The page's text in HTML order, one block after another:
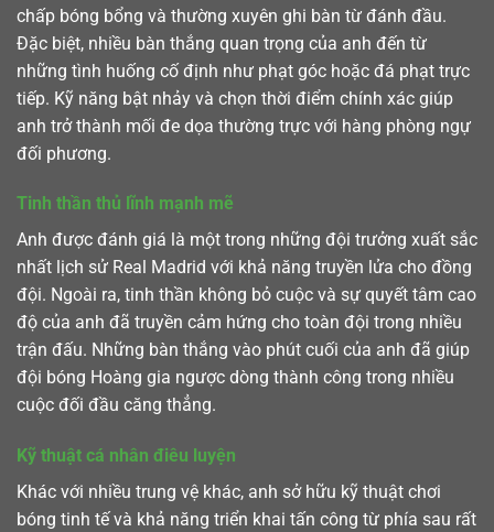
chấp bóng bổng và thường xuyên ghi bàn từ đánh đầu.
Đặc biệt, nhiều bàn thắng quan trọng của anh đến từ
những tình huống cố định như phạt góc hoặc đá phạt trực
tiếp. Kỹ năng bật nhảy và chọn thời điểm chính xác giúp
anh trở thành mối đe dọa thường trực với hàng phòng ngự
đối phương.
Tinh thần thủ lĩnh mạnh mẽ
Anh được đánh giá là một trong những đội trưởng xuất sắc
nhất lịch sử Real Madrid với khả năng truyền lửa cho đồng
đội. Ngoài ra, tinh thần không bỏ cuộc và sự quyết tâm cao
độ của anh đã truyền cảm hứng cho toàn đội trong nhiều
trận đấu. Những bàn thắng vào phút cuối của anh đã giúp
đội bóng Hoàng gia ngược dòng thành công trong nhiều
cuộc đối đầu căng thẳng.
Kỹ thuật cá nhân điêu luyện
Khác với nhiều trung vệ khác, anh sở hữu kỹ thuật chơi
bóng tinh tế và khả năng triển khai tấn công từ phía sau rất